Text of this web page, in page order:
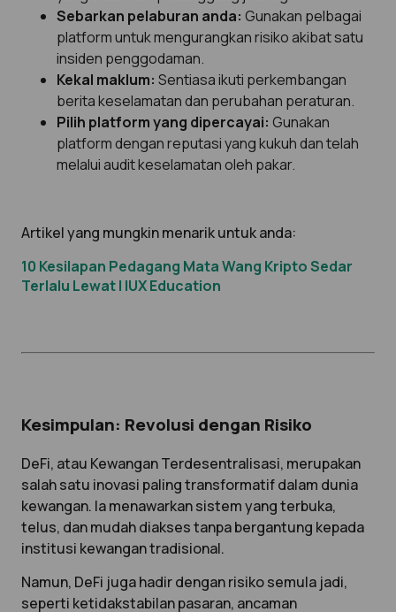
Sebarkan pelaburan anda: Gunakan pelbagai
platform untuk mengurangkan risiko akibat satu
insiden penggodaman.
Kekal maklum: Sentiasa ikuti perkembangan
berita keselamatan dan perubahan peraturan.
Pilih platform yang dipercayai: Gunakan
platform dengan reputasi yang kukuh dan telah
melalui audit keselamatan oleh pakar.
Artikel yang mungkin menarik untuk anda:
10 Kesilapan Pedagang Mata Wang Kripto Sedar
Terlalu Lewat | IUX Education
Kesimpulan: Revolusi dengan Risiko
DeFi, atau Kewangan Terdesentralisasi, merupakan
salah satu inovasi paling transformatif dalam dunia
kewangan. Ia menawarkan sistem yang terbuka,
telus, dan mudah diakses tanpa bergantung kepada
institusi kewangan tradisional.
Namun, DeFi juga hadir dengan risiko semula jadi,
seperti ketidakstabilan pasaran, ancaman